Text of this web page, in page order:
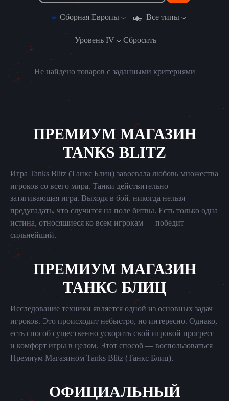
Сборная Европы Все типы
Уровень IV Сбросить
Не найдено товаров с заданными критериями
ПРЕМИУМ МАГАЗИН
TANKS BLITZ
Игра Tanks Blitz (Танкс Блиц) завоевала любовь множества
игроков со всего мира. Танки действительно
затягивающая игра. Выходя в бой, никогда нельзя
предугадать, что случится на поле битвы. Есть только одна
истина, относящиеся ко всем игрокам — победит
сильнейший.
ПРЕМИУМ МАГАЗИН
ТАНКС БЛИЦ
Исследование техники является одной из основных задач
игроков. Это происходит небыстро, но интересно. Однако,
есть способ существенно ускорить свой игровой прогресс
и комфорт игры в целом. Этот способ — воспользоваться
Премиум Магазином Tanks Blitz (Танкс Блиц).
ОФИЦИАЛЬНЫЙ